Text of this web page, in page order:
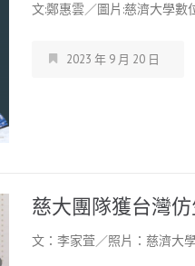
文:鄭惠雲／圖片:慈濟大學
2023 年 9 月 20 日
慈大團隊獲台灣
文：李家萓／照片：慈濟大